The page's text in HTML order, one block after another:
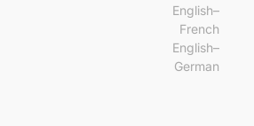
English–
French
English–
German